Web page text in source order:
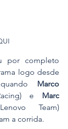
por completo
logo desde
Marco
e Marc
Team)
a corrida.